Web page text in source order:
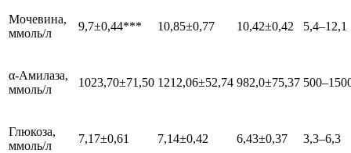
Мочевина,
ммоль/л
9,7±0,44*** 10,85±0,77 10,42±0,42 5,4–12,1
α-Амилаза,
ммоль/л
1023,70±71,50 1212,06±52,74 982,0±75,37
Глюкоза,
ммоль/л
7,17±0,61 7,14±0,42 6,43±0,37 3,3–6,3